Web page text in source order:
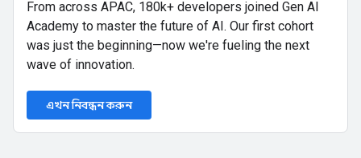
From across APAC, 180k+ developers joined Gen AI
Academy to master the future of AI. Our first cohort
was just the beginning—now we're fueling the next
wave of innovation.
এখন নিবন্ধন করুন